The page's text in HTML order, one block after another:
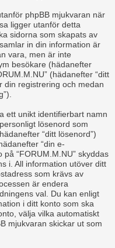
phpBB mjukvaran när
ligger utanför detta
sidorna som skapats av
in din information är
vara, men är inte
besökare (hädanefter
(hädanefter “ditt
din registrering och medan
ett unikt identifierbart namn
lösenord som
“ditt lösenord”)
“din e-
“FORUM.M.NU” skyddas
i. All information utöver ditt
som krävs av
är endera
val. Du kan enligt
i ditt konto som ska
välja vilka automatiskt
mjukvaran skickar ut som